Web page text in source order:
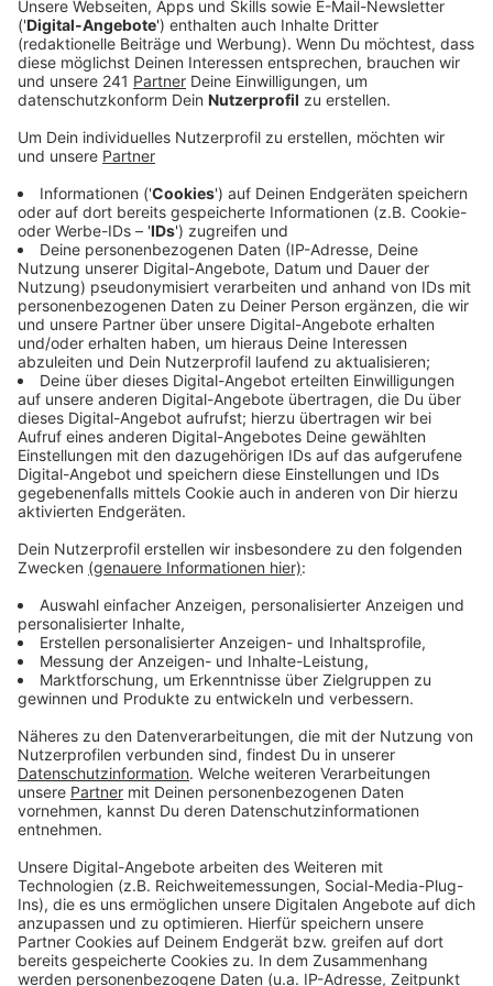
Veröffentlicht:Freitag, 26.04.2024 06:33
Anzeige
so weit, dass die Bagger für das nächste Stück nah an
die noch befahrene A1 heranmüssen, deswegen ist die
Vollsperrung aus Sicherheitsgründen nicht zu
vermeiden. Die Sperrung liegt zwischen dem Kreuz
Leverkusen-West und dem Kreuz Leverkusen. Sie ist
zwischen 22:00 Uhr am Freitag und 22:00 Uhr am
Sonntag geplant. Autofahrer müssen dann auf die
anderen Autobahnen ausweichen. Durch die
Abrissarbeiten soll es aber in Zukunft keine
Sperrungen mehr geben: Der restliche Abriss soll erst
2026 über die Bühne gehen. Da ist der Verkehr durch
den Autobahnausbau bereits woandershin verlagert.
Anzeige
Mehr Meldungen aus Leverkusen
Anzeige
Gewerbe-Kontrolle in Leverkusen: 31 Verstöße
festgestellt
Unfall in Leverkusen Manfort mit Linienbus
Leverkusener Feuerwehrkinder tragen Fahnen der
Werkself
Anzeige